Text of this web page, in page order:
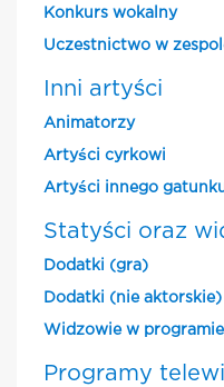
Konkurs wokalny
Uczestnictwo w
Inni artyści
Animatorzy
Artyści cyrkowi
Artyści innego
Statyści oraz
Dodatki (gra)
Dodatki (nie aktorskie)
Widzowie w
Programy